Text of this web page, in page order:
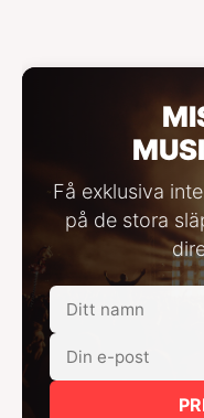
Få exklusiva
på de stora